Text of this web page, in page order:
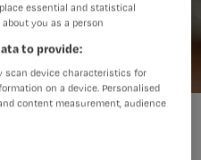
waarom het
essential and statistical
you as a person
to provide:
scan device characteristics for
on a device. Personalised
content measurement, audience